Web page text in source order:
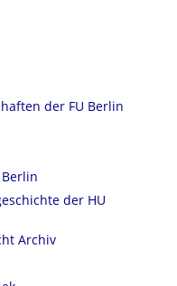
der FU Berlin
der HU
Archiv